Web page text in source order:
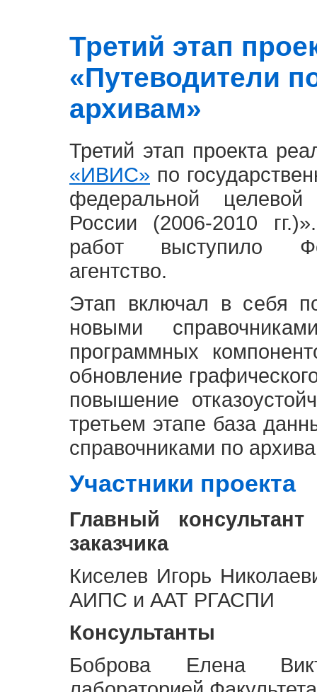
Третий этап
«Путеводители
архивам»
Третий этап проекта
«ИВИС» по
федеральной
России (2006-2010
работ выступило
агентство.
Этап включал в себя
новыми
программных
обновление
повышение
третьем этапе база
справочниками по
Участники проекта
Главный
заказчика
Киселев Игорь
АИПС и ААТ РГАСПИ
Консультанты
Боброва Елена